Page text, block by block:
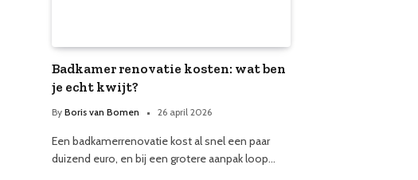
Badkamer renovatie kosten: wat ben
je echt kwijt?
By Boris van Bomen 26 april 2026
Een badkamerrenovatie kost al snel een paar
duizend euro, en bij een grotere aanpak loop…